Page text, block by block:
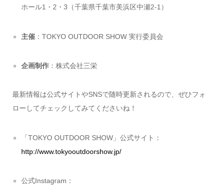
ホール1・2・3（千葉県千葉市美浜区中瀬2-1）
主催 ：TOKYO OUTDOOR SHOW 実行委員会
企画制作 ：株式会社三栄
最新情報は公式サイトやSNSで随時更新されるので、ぜひフォ
ローしてチェックしてみてくださいね！
「TOKYO OUTDOOR SHOW」公式サイト：
http://www.tokyooutdoorshow.jp/
公式Instagram：